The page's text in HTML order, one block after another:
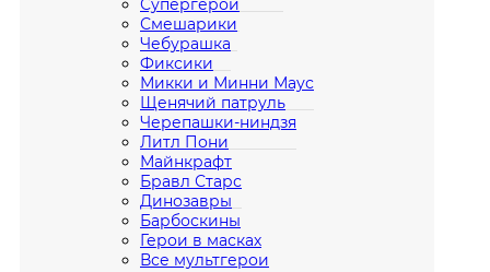
Супергерои
Смешарики
Чебурашка
Фиксики
Микки и Минни Маус
Щенячий патруль
Черепашки-ниндзя
Литл Пони
Майнкрафт
Бравл Старс
Динозавры
Барбоскины
Герои в масках
Все мультгерои